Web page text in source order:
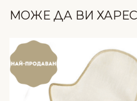
МОЖЕ ДА ВИ